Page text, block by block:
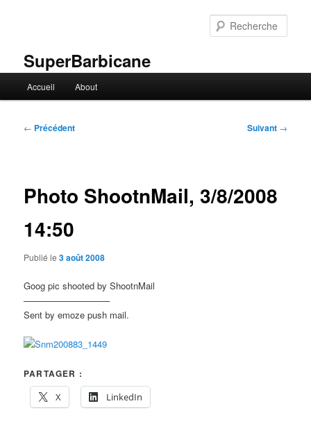
SuperBarbicane
principal
Accueil About
Navigation
← Précédent Suivant →
Photo ShootnMail, 3/8/2008
14:50
Publié le3 août 2008
Goog pic shooted by ShootnMail
—————————–
Sent by emoze push mail.
PARTAGER :
X
LinkedIn